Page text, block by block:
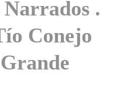
.
Conejo